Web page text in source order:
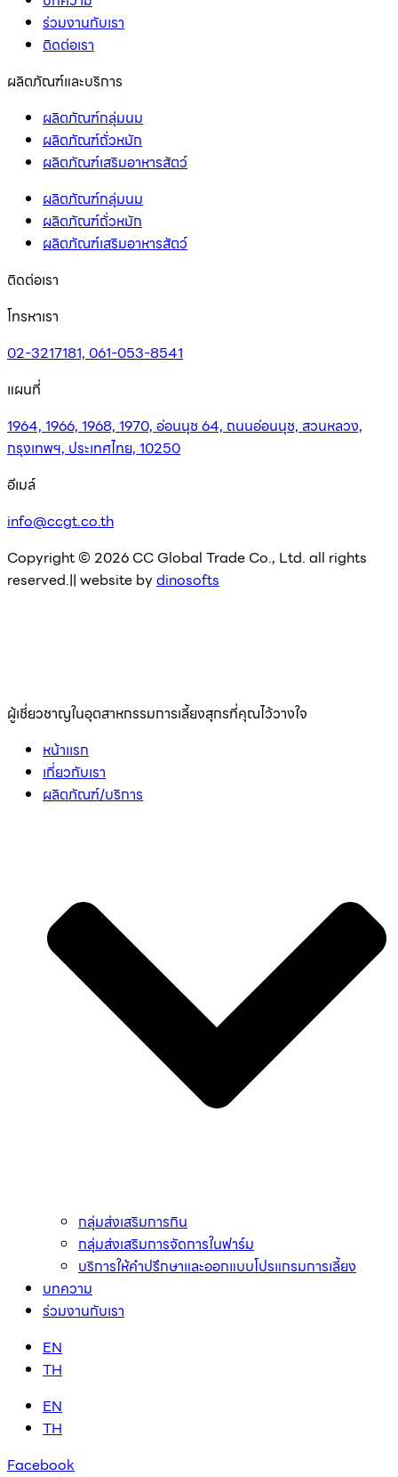
ร่วมงานกับเรา
ติดต่อเรา
ผลิตภัณฑ์และบริการ
ผลิตภัณฑ์กลุ่มนม
ผลิตภัณฑ์ถั่วหมัก
ผลิตภัณฑ์เสริมอาหารสัตว์
ผลิตภัณฑ์กลุ่มนม
ผลิตภัณฑ์ถั่วหมัก
ผลิตภัณฑ์เสริมอาหารสัตว์
ติดต่อเรา
โทรหาเรา
02-3217181, 061-053-8541
แผนที่
1964, 1966, 1968, 1970, อ่อนนุช 64, ถนนอ่อนนุช, สวนหลวง,
กรุงเทพฯ, ประเทศไทย, 10250
อีเมล์
info@ccgt.co.th
Copyright © 2026 CC Global Trade Co., Ltd. all rights
reserved.|| website by dinosofts
ผู้เชี่ยวชาญในอุตสาหกรรมการเลี้ยงสุกรที่คุณไว้วางใจ
หน้าเเรก
เกี่ยวกับเรา
ผลิตภัณฑ์/บริการ
กลุ่มส่งเสริมการกิน
กลุ่มส่งเสริมการจัดการในฟาร์ม
บริการให้คำปรึกษาและออกแบบโปรแกรมการเลี้ยง
บทความ
ร่วมงานกับเรา
EN
TH
EN
TH
Facebook